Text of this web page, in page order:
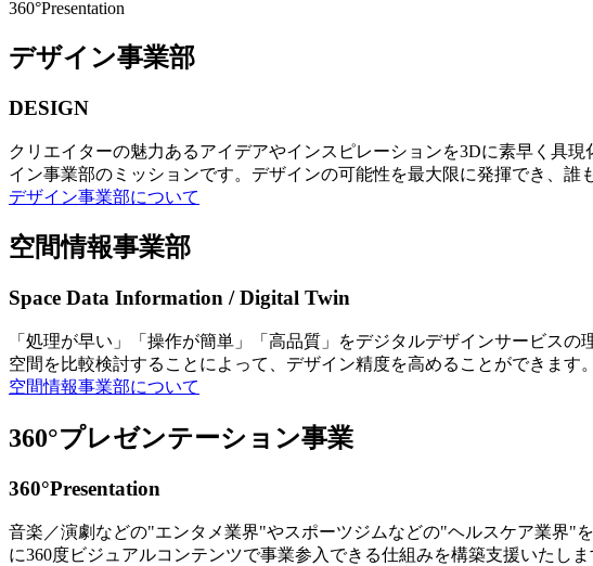
360°Presentation
デザイン事業部
DESIGN
クリエイターの魅力あるアイデアやインスピレーションを3Dに素早く具
イン事業部のミッションです。デザインの可能性を最大限に発揮でき、誰
デザイン事業部について
空間情報事業部
Space Data Information / Digital Twin
「処理が早い」「操作が簡単」「高品質」をデジタルデザインサービス
空間を比較検討することによって、デザイン精度を高めることができます。
空間情報事業部について
360°プレゼンテーション事業
360°Presentation
音楽／演劇などの"エンタメ業界"やスポーツジムなどの"ヘルスケア業界"
に360度ビジュアルコンテンツで事業参入できる仕組みを構築支援いたしま